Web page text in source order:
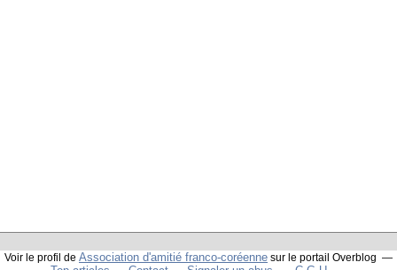
Voir le profil de Association d'amitié franco-coréenne sur le portail Overblog